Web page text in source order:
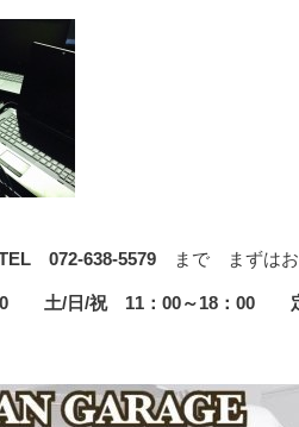
072-638-5579 まで まずは
00 土/日/祝 11：00～18：00 定